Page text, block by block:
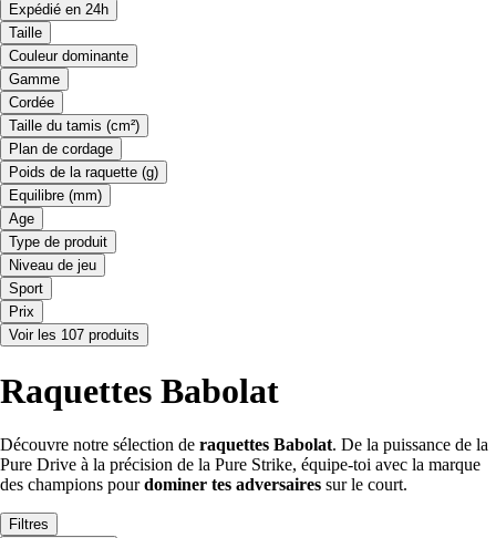
Expédié en 24h
Taille
Couleur dominante
Gamme
Cordée
Taille du tamis (cm²)
Plan de cordage
Poids de la raquette (g)
Equilibre (mm)
Age
Type de produit
Niveau de jeu
Sport
Prix
Voir les 107 produits
Raquettes Babolat
Découvre notre sélection de raquettes Babolat. De la puissance de la
Pure Drive à la précision de la Pure Strike, équipe-toi avec la marque
des champions pourdominer tes adversaires sur le court.
Filtres